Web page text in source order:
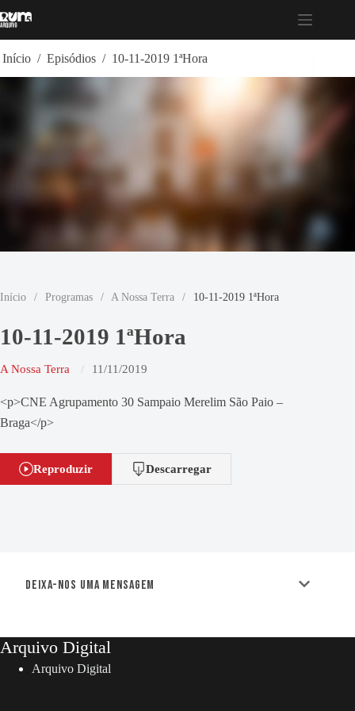
para
Início / Episódios / 10-11-2019 1ªHora
Início / Programas / A Nossa Terra / 10-11-2019 1ªHora
10-11-2019 1ªHora
A Nossa Terra 11/11/2019
<p>CNE Agrupamento 30 Sampaio Merelim São Paio –
Braga</p>
Reproduzir Descarregar
Deixa-nos uma mensagem
Arquivo Digital
Arquivo Digital